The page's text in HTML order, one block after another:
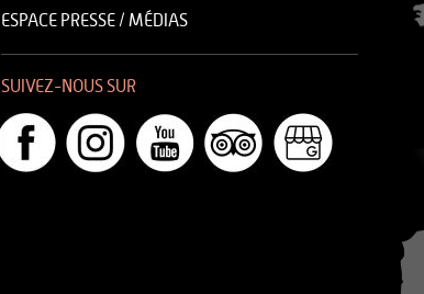
ESPACE PRESSE / MÉDIAS
SUIVEZ-NOUS SUR